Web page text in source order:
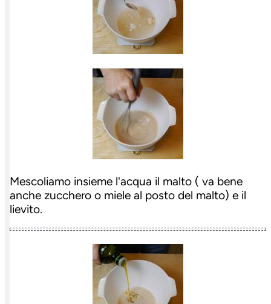
Mescoliamo insieme l'acqua il malto ( va bene
anche zucchero o miele al posto del malto) e il
lievito.